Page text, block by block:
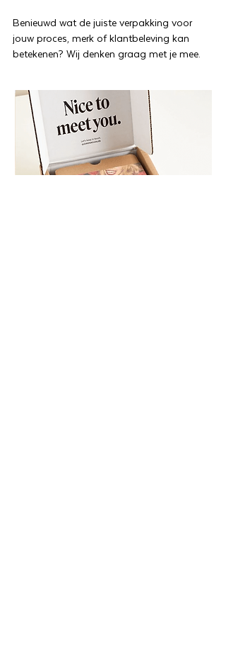
Benieuwd wat de juiste verpakking voor
jouw proces, merk of klantbeleving kan
betekenen? Wij denken graag met je mee.